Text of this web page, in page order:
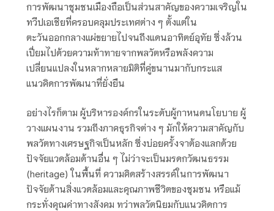
การพัฒนาชุมชนเมืองถือเป็นส่วนสาคัญของความเจริญใน
ทวีปเอเชียที่ครอบคลุมประเทศต่าง ๆ ตั้งแต่ใน
ตะวันออกกลางแผ่ขยายไปจนถึงแดนอาทิตย์อุทัย ซึ่งล้วน
เปี่ยมไปด้วยความท้าทายจากพลวัตหรือพลังความ
เปลี่ยนแปลงในหลากหลายมิติที่คู่ขนานมากับกระแส
แนวคิดการพัฒนาที่ยั่งยืน
อย่างไรก็ตาม ผู้บริหารองค์กรในระดับผู้กาหนดนโยบาย ผู้
วางแผนงาน รวมถึงภาคธุรกิจต่าง ๆ มักให้ความสาคัญกับ
พลวัตทางเศรษฐกิจเป็นหลัก ซึ่งบ่อยครั้งจาต้องแลกด้วย
ปัจจัยแวดล้อมด้านอื่น ๆ ไม่ว่าจะเป็นมรดกวัฒนธรรม
(heritage) ในพื้นที่ ความคิดสร้างสรรค์ในการพัฒนา
ปัจจัยด้านสิ่งแวดล้อมและคุณภาพชีวิตของชุมชน หรือแม้
กระทั่งคุณค่าทางสังคม ทว่าพลวัตนิยมกับแนวคิดการ